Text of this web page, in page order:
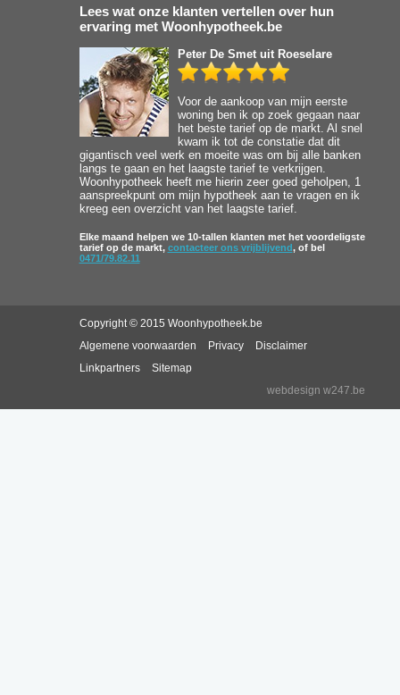
Lees wat onze klanten vertellen over hun
ervaring met Woonhypotheek.be
Peter De Smetuit Roeselare
Voor de aankoop van mijn eerste
woning ben ik op zoek gegaan naar
het beste tarief op de markt. Al snel
kwam ik tot de constatie dat dit
gigantisch veel werk en moeite was om bij alle banken
langs te gaan en het laagste tarief te verkrijgen.
Woonhypotheek heeft me hierin zeer goed geholpen, 1
aanspreekpunt om mijn hypotheek aan te vragen en ik
kreeg een overzicht van het laagste tarief.
Elke maand helpen we 10-tallen klanten met het voordeligste
tarief op de markt, contacteer ons vrijblijvend, of bel
0471/79.82.11
Copyright © 2015 Woonhypotheek.be
Algemene voorwaarden
Privacy
Disclaimer
Linkpartners
Sitemap
webdesign w247.be